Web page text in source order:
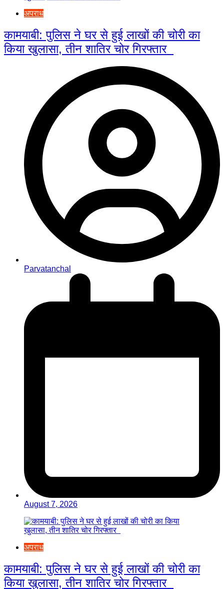
अपराध
कामयाबी: पुलिस ने घर से हुई लाखों की चोरी का
किया खुलासा, तीन शातिर चोर गिरफ्तार
Parvatanchal
August 7, 2026
अपराध
कामयाबी: पुलिस ने घर से हुई लाखों की चोरी का
किया खुलासा, तीन शातिर चोर गिरफ्तार